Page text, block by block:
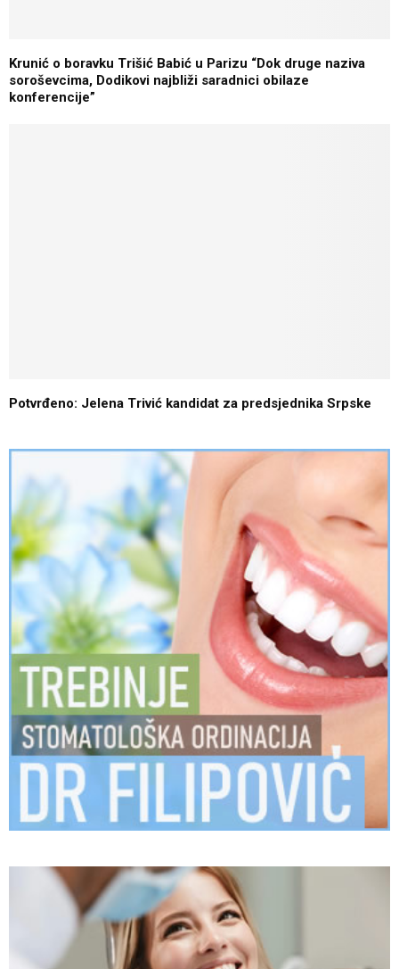
Krunić o boravku Trišić Babić u Parizu “Dok druge naziva
soroševcima, Dodikovi najbliži saradnici obilaze
konferencije”
Potvrđeno: Jelena Trivić kandidat za predsjednika Srpske